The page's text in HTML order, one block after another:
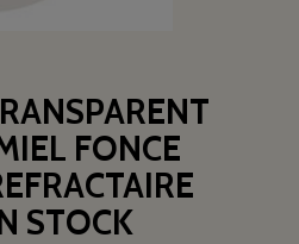
FONCE
STOCK